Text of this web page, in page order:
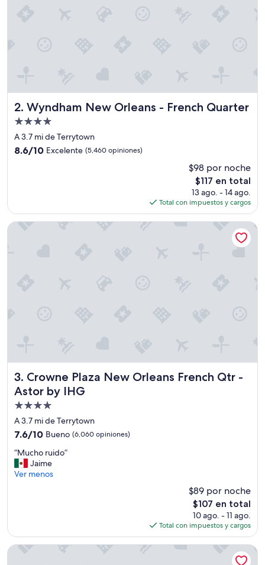
,
c
e
a
n
i
c
2. Wyndham New Orleans - French Quarter
Wyndham New Orleans - French Quarter
Propiedad
de
4.0
A 3.7 mi de Terrytown
8.6
8.6/10 Excelente (5,460 opiniones)
$98 por noche
El
precio
actual
es
de
$117 en total
13 ago. - 14 ago.
Total con impuestos y cargos
3. Crowne Plaza New Orleans French Qtr -
Astor by IHG
Crowne Plaza New Orleans French Qtr - Astor by IHG
Propiedad
de
4.0
estrellas
A 3.7 mi de Terrytown
7.6
10,
Bueno,
(6,060
7.6/10 Bueno (6,060 opiniones)
“
M
u
i
d
“Mucho ruido”
Jaime
Ver menos
$89 por noche
El
precio
actual
es
de
$107 en total
10 ago. - 11 ago.
Total con impuestos y cargos
Crowne Plaza New Orleans French Qtr - Astor by IHG
The Royal Sonesta New Orleans